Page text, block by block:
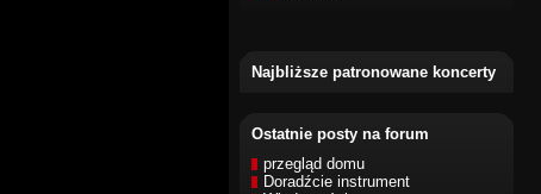
Najbliższe patronowane koncerty
Ostatnie posty na forum
przegląd domu
Doradźcie instrument